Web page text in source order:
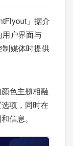
」据介
户界面与
媒体时提供
色主题相融
项，同时在
信息。